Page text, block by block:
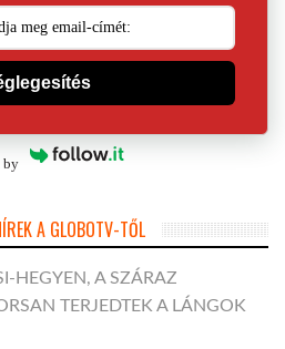
by
A GLOBOTV-TŐL
HEGYEN, A SZÁRAZ
TERJEDTEK A LÁNGOK